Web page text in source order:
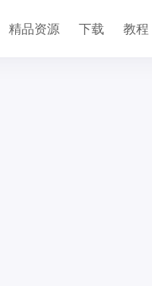
精品资源 下载 教程